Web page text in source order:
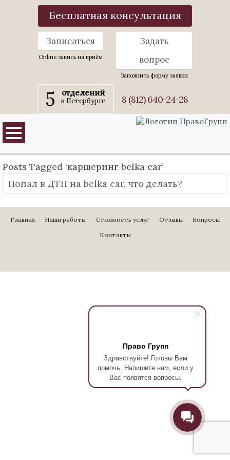
Право Групп
Здравствуйте! Готовы Вам
помочь. Напишите нам, если у
Вас появятся вопросы.
Бесплатная консультация
Записаться
Online запись на приём
Задать
вопрос
Заполнить форму заявки
5 отделений
в Петербурге 8 (812) 640-24-28
Posts Tagged ‘каршеринг belka car’
Попал в ДТП на belka car, что делать?
Главная Наши работы Стоимость услуг Отзывы
Вопросы
Контакты